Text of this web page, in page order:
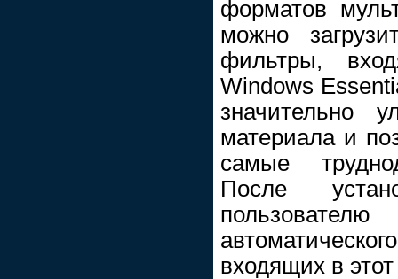
форматов
можно
фильтры,
Windows
значительно
материала и
самые
После
входящих в этот